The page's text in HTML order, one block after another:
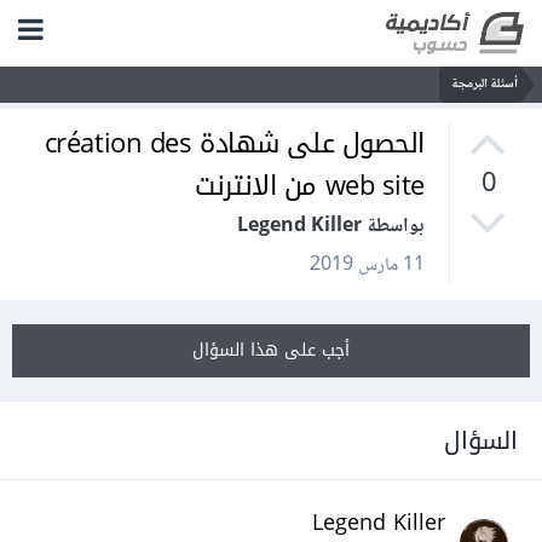
أسئلة البرمجة
0
الحصول على شهادة création des
web site من الانترنت
بواسطة Legend Killer
11 مارس 2019
أجب على هذا السؤال
السؤال
Legend Killer